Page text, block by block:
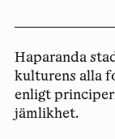
Haparanda
kulturens alla
enligt
jämlikhet.